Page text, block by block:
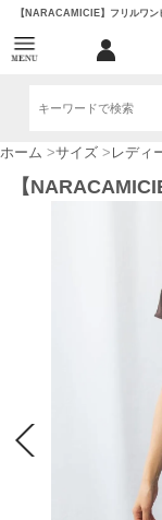
【NARACAMICIE】フリルワン
ホーム >サイズ > レディ
【